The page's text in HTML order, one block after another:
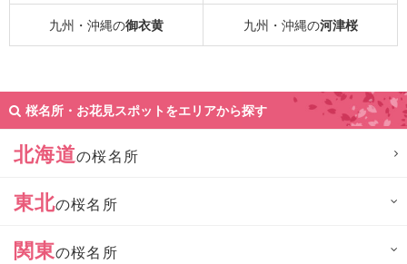
九州・沖縄の御衣黄 九州・沖縄の河津桜
桜名所・お花見スポットをエリアから探す
北海道の桜名所
東北の桜名所
関東の桜名所